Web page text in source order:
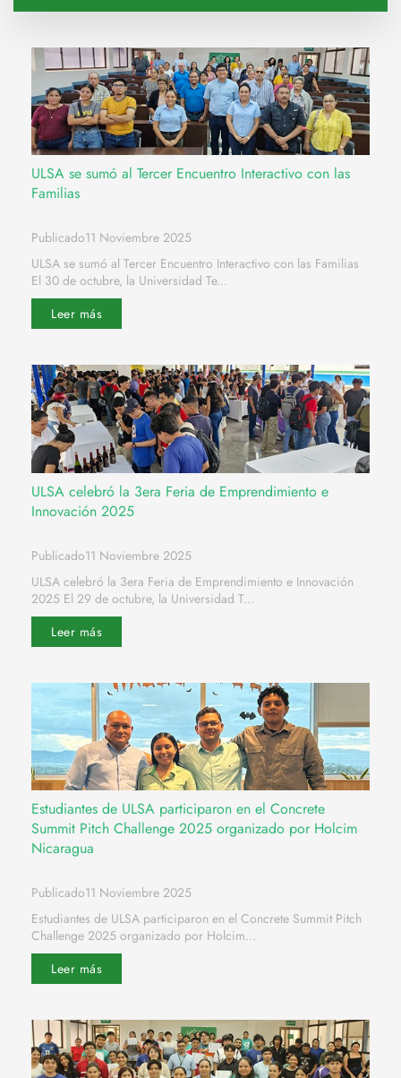
ULSA se sumó al Tercer Encuentro Interactivo con las
Familias
Publicado11 Noviembre 2025
ULSA se sumó al Tercer Encuentro Interactivo con las Familias
El 30 de octubre, la Universidad Te...
Leer más
ULSA celebró la 3era Feria de Emprendimiento e
Innovación 2025
Publicado11 Noviembre 2025
ULSA celebró la 3era Feria de Emprendimiento e Innovación
2025 El 29 de octubre, la Universidad T...
Leer más
Estudiantes de ULSA participaron en el Concrete
Summit Pitch Challenge 2025 organizado por Holcim
Nicaragua
Publicado11 Noviembre 2025
Estudiantes de ULSA participaron en el Concrete Summit Pitch
Challenge 2025 organizado por Holcim...
Leer más